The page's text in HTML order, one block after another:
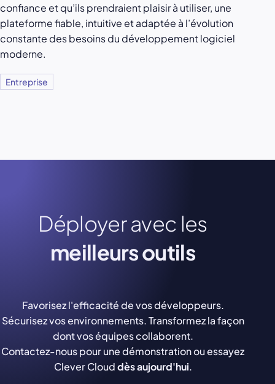
confiance et qu’ils prendraient plaisir à utiliser, une
plateforme fiable, intuitive et adaptée à l’évolution
constante des besoins du développement logiciel
moderne.
Entreprise
Déployer avec les
meilleurs outils
Favorisez l'efficacité de vos développeurs.
Sécurisez vos environnements. Transformez la façon
dont vos équipes collaborent.
Contactez-nous pour une démonstration ou essayez
Clever Clouddès aujourd'hui.